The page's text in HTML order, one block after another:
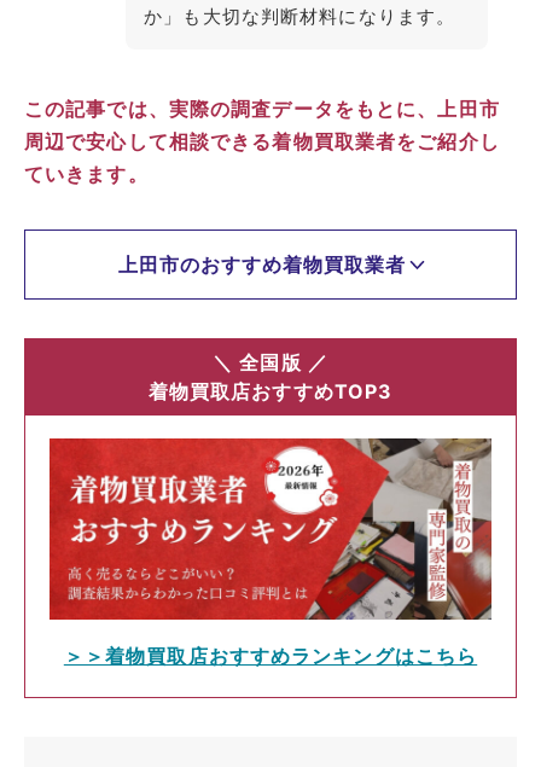
か」も大切な判断材料になります。
この記事では、実際の調査データをもとに、上田市
周辺で安心して相談できる着物買取業者をご紹介し
ていきます。
上田市のおすすめ着物買取業者
＼ 全国版 ／
着物買取店おすすめTOP3
＞＞着物買取店おすすめランキングはこちら